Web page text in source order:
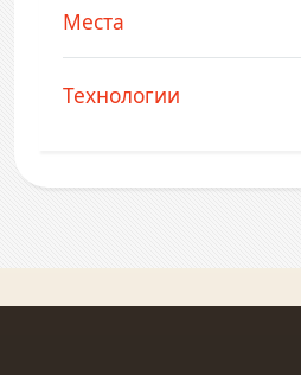
Места
Технологии